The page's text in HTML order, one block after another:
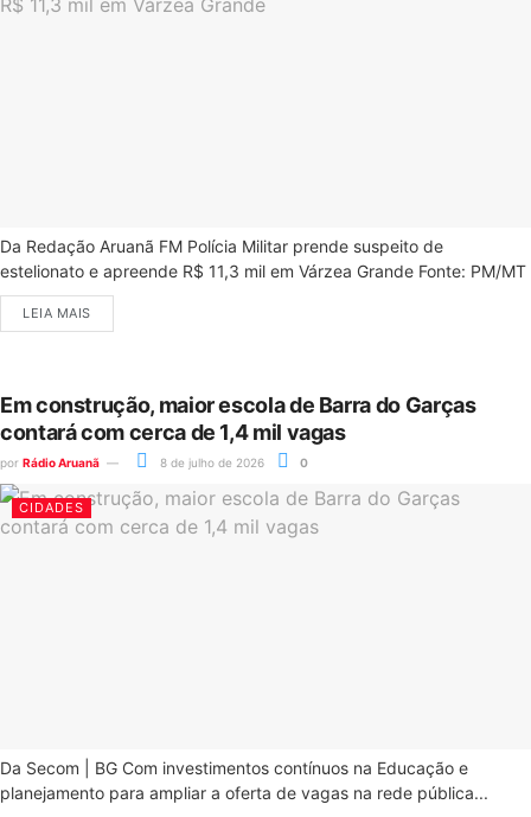
Da Redação Aruanã FM Polícia Militar prende suspeito de
estelionato e apreende R$ 11,3 mil em Várzea Grande Fonte: PM/MT
LEIA MAIS
Em construção, maior escola de Barra do Garças
contará com cerca de 1,4 mil vagas
por Rádio Aruanã 8 de julho de 2026 0
CIDADES
Da Secom | BG Com investimentos contínuos na Educação e
planejamento para ampliar a oferta de vagas na rede pública...